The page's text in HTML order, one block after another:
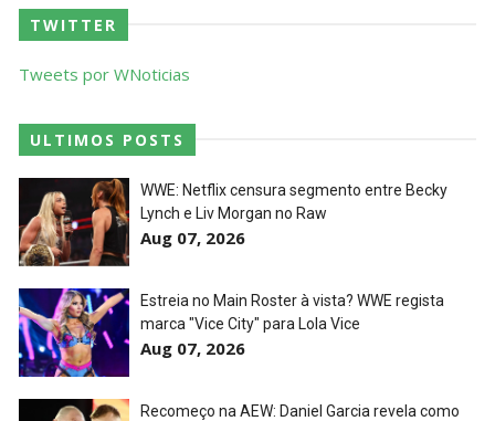
Throwback: The Rock vs Brock Lesnar:
SummerSlam 2002 - Undisputed WWE
Championship Match
SCSA867 -Jul 28 2026
WWE Monday Night Raw 27 July 2026
Unknown-Jul 28 2026
AEW Redemption 2026
WWE: Unreal Season 3
Unknown-Jul 26 2026
TWITTER
Tweets por WNoticias
ULTIMOS POSTS
WWE: Netflix censura segmento entre Becky
Lynch e Liv Morgan no Raw
Aug 07, 2026
Estreia no Main Roster à vista? WWE regista
marca "Vice City" para Lola Vice
Aug 07, 2026
Recomeço na AEW: Daniel Garcia revela como